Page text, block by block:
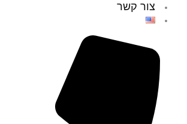
צור קשר